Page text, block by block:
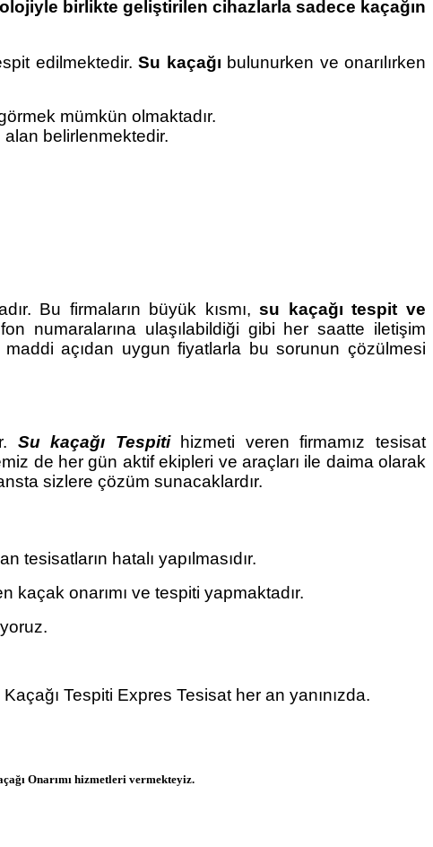
birlikte geliştirilen cihazlarla sadece kaçağın
edilmektedir.Su kaçağı bulunurken ve onarılırken
mümkün olmaktadır.
belirlenmektedir.
Bu firmaların büyük kısmı,su kaçağı tespit ve
numaralarına ulaşılabildiği gibi her saatte iletişim
açıdan uygun fiyatlarla bu sorunun çözülmesi
Su kaçağı Tespitihizmeti veren firmamız tesisat
de her gün aktif ekipleri ve araçları ile daima olarak
sizlere çözüm sunacaklardır.
tesisatların hatalı yapılmasıdır.
kaçak onarımı ve tespiti yapmaktadır.
Tespiti Expres Tesisat her an yanınızda.
Onarımı hizmetleri vermekteyiz.